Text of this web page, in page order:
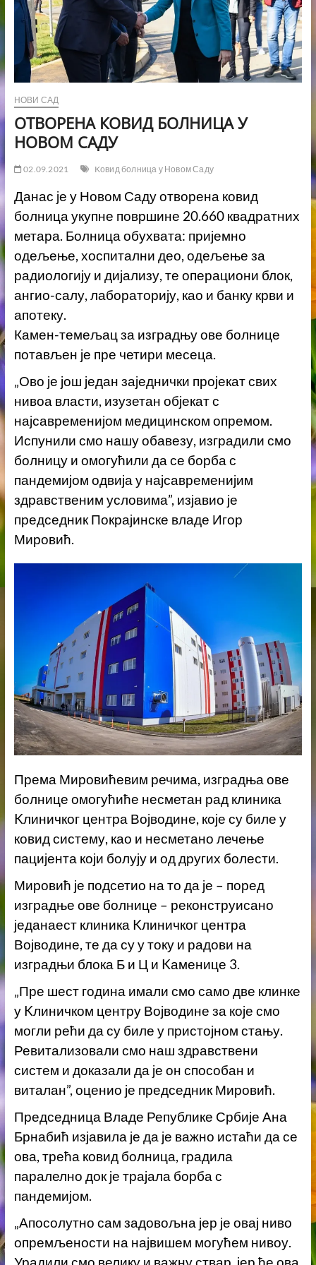
НОВИ САД
ОТВОРЕНА КОВИД БОЛНИЦА У
НОВОМ САДУ
02.09.2021 Kовид болница у Новом Саду
Данас је у Новом Саду отворена ковид
болница укупне површине 20.660 квадратних
метара. Болница обухвата: пријемно
одељење, хоспитални део, одељење за
радиологију и дијализу, те операциони блок,
ангио-салу, лабораторију, као и банку крви и
апотеку.
Камен-темељац за изградњу ове болнице
потављен је пре четири месеца.
„Ово је још један заједнички пројекат свих
нивоа власти, изузетан објекат с
најсавременијом медицинском опремом.
Испунили смо нашу обавезу, изградили смо
болницу и омогућили да се борба с
пандемијом одвија у најсавременијим
здравственим условима”, изјавио је
председник Покрајинске владе Игор
Мировић.
Према Мировићевим речима, изградња ове
болнице омогућиће несметан рад клиника
Kлиничког центра Војводине, које су биле у
ковид систему, као и несметано лечење
пацијента који болују и од других болести.
Мировић је подсетио на то да је – поред
изградње ове болнице – реконструисано
једанаест клиника Kлиничког центра
Војводине, те да су у току и радови на
изградњи блока Б и Ц и Kаменице 3.
„Пре шест година имали смо само две клинке
у Kлиничком центру Војводине за које смо
могли рећи да су биле у пристојном стању.
Ревитализовали смо наш здравствени
систем и доказали да је он способан и
виталан”, оценио је председник Мировић.
Председница Владе Републике Србије Ана
Брнабић изјавила је да је важно истаћи да се
ова, трећа ковид болница, градила
паралелно док је трајала борба с
пандемијом.
„Апосолутно сам задовољна јер је овај ниво
опремљености на највишем могућем нивоу.